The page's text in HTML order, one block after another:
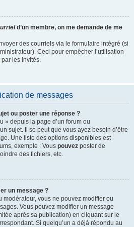
d’un membre, on me demande de me
des courriels via le formulaire intégré (si
Ceci pour empêcher l’utilisation
les invités.
de messages
ou poster une réponse ?
» depuis la page d’un forum ou
sujet. Il se peut que vous ayez besoin d’être
Une liste des options disponibles est
exemple : Vous pouvez poster de
des fichiers, etc.
un message ?
modérateur, vous ne pouvez modifier ou
Vous pouvez modifier un message
après sa publication) en cliquant sur le
Si quelqu’un a déjà répondu au